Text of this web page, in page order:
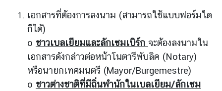
ป
ก
ศ
เอกสารที่ต้องการลงนาม (สามารถใช้แบบฟอร์มใด
ก็ได้)
o ชาวเบลเยียมและลักเซมเบิร์ก จะต้องลงนามใน
เอกสารดังกล่าวต่อหน้าโนตารีพับลิค (Notary)
หรือนายกเทศมนตรี (Mayor/Burgemestre)
o ชาวต่างชาติที่มีถิ่นพำนักในเบลเยียม/ลักเซม